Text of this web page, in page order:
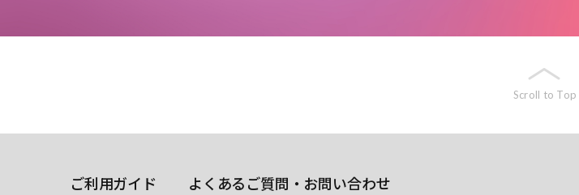
Scroll to Top
ご利用ガイド よくあるご質問・お問い合わせ